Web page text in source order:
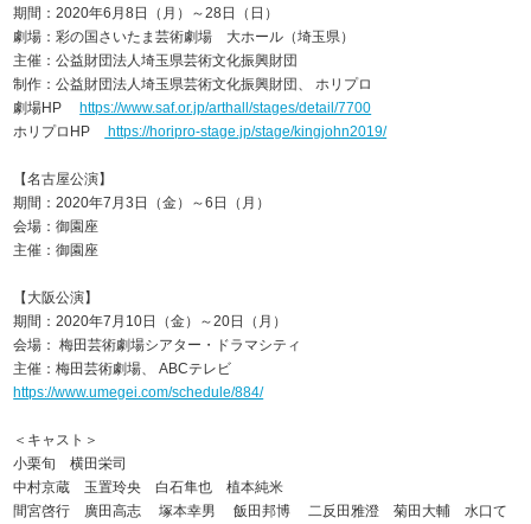
期間：2020年6月8日（月）～28日（日）
劇場：彩の国さいたま芸術劇場 大ホール（埼玉県）
主催：公益財団法人埼玉県芸術文化振興財団
制作：公益財団法人埼玉県芸術文化振興財団、 ホリプロ
劇場HP https://www.saf.or.jp/arthall/stages/detail/7700
ホリプロHP
https://horipro-stage.jp/stage/kingjohn2019/
【名古屋公演】
期間：2020年7月3日（金）～6日（月）
会場：御園座
主催：御園座
【大阪公演】
期間：2020年7月10日（金）～20日（月）
会場： 梅田芸術劇場シアター・ドラマシティ
主催：梅田芸術劇場、 ABCテレビ
https://www.umegei.com/schedule/884/
＜キャスト＞
小栗旬 横田栄司
中村京蔵 玉置玲央 白石隼也 植本純米
間宮啓行 廣田高志 塚本幸男 飯田邦博 二反田雅澄 菊田大輔 水口て